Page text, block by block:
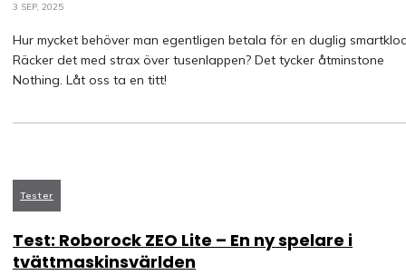
3 SEP, 2025
Hur mycket behöver man egentligen betala för en duglig
Räcker det med strax över tusenlappen? Det tycker åtminstone
Nothing. Låt oss ta en titt!
Tester
Test: Roborock ZEO Lite – En ny spelare i
tvättmaskinsvärlden